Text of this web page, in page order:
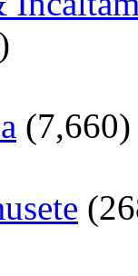
(7,660)